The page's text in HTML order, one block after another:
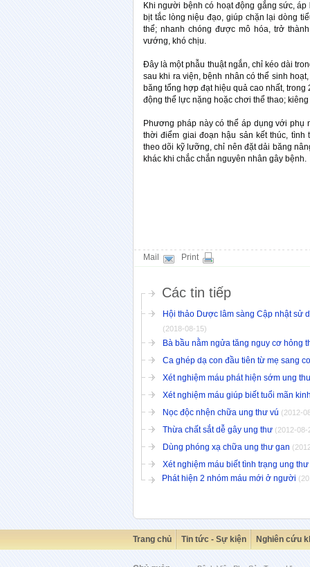
Khi người bệnh có hoạt động gắng sức,
bịt tắc lòng niệu đạo, giúp chặn lại dòng
thể; nhanh chóng được mô hóa, trở
vướng, khó chịu.
Đây là một phẫu thuật ngắn, chỉ kéo dài
sau khi ra viện, bệnh nhân có thể sinh
băng tổng hợp đạt hiệu quả cao nhất,
động thể lực nặng hoặc chơi thể thao;
Phương pháp này có thể áp dụng với
thời điểm giai đoạn hậu sản kết thúc, tình
theo dõi kỹ lưỡng, chỉ nên đặt dải băng
khác khi chắc chắn nguyên nhân gây bệnh.
Mail Print
Các tin tiếp
Hội thảo Dược lâm sàng Cập nhật sử
(2018-08-15)
Bà bầu nằm ngửa tăng nguy cơ hỏng
Ca ghép dạ con đầu tiên từ mẹ sang
Xét nghiệm máu phát hiện sớm ung
Xét nghiệm máu giúp biết tuổi mãn kinh
Nọc độc nhện chữa ung thư vú (2012-
Thừa chất sắt dễ gây ung thư (2012-08-
Dùng phóng xạ chữa ung thư gan
Xét nghiệm máu biết tình trạng ung thư
Phát hiện 2 nhóm máu mới ở người
Trang chủ Tin tức - Sự kiện Nghiên cứu